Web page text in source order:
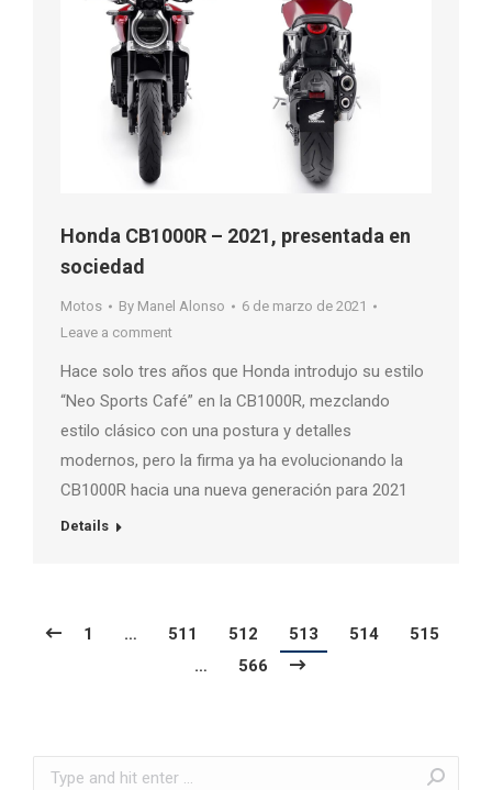
Honda CB1000R – 2021, presentada en
sociedad
Motos By Manel Alonso
6 de marzo de 2021
Leave a comment
Hace solo tres años que Honda introdujo su estilo
“Neo Sports Café” en la CB1000R, mezclando
estilo clásico con una postura y detalles
modernos, pero la firma ya ha evolucionando la
CB1000R hacia una nueva generación para 2021
Details
1 … 511 512 513 514
515
…
566
Search: